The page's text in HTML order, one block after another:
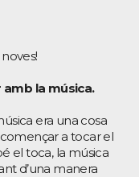
la música.
era una cosa
a tocar el
el toca, la música
d’una manera